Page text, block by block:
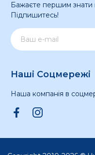
Бажаєте першим знати
Підпишитесь!
Наші Соцмережі
Наша компанія в